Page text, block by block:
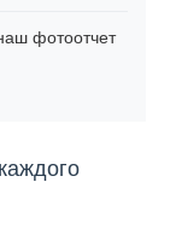
фотоотчет